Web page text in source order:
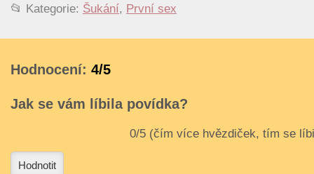
📂 Kategorie: Šukání, První sex
Hodnocení: 4/5
Jak se vám líbila povídka?
Hodnotit